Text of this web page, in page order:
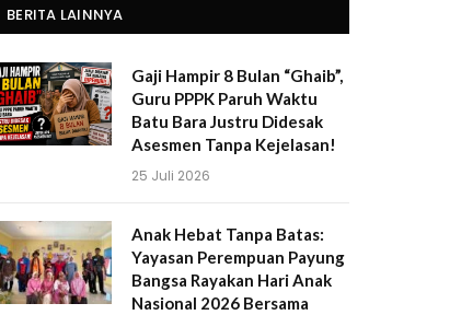
BERITA LAINNYA
Gaji Hampir 8 Bulan “Ghaib”,
Guru PPPK Paruh Waktu
Batu Bara Justru Didesak
Asesmen Tanpa Kejelasan!
25 Juli 2026
Anak Hebat Tanpa Batas:
Yayasan Perempuan Payung
Bangsa Rayakan Hari Anak
Nasional 2026 Bersama